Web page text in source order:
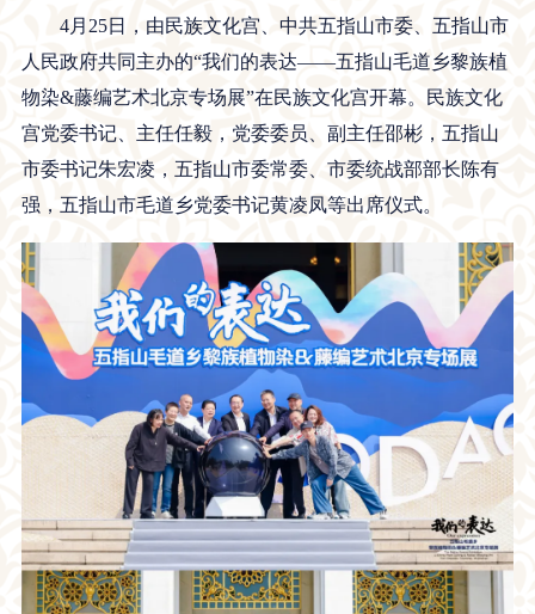
4月25日，由民族文化宫、中共五指山市委、五指山市
人民政府共同主办的“我们的表达——五指山毛道乡黎族植
物染&藤编艺术北京专场展”在民族文化宫开幕。民族文化
宫党委书记、主任任毅，党委委员、副主任邵彬，五指山
市委书记朱宏凌，五指山市委常委、市委统战部部长陈有
强，五指山市毛道乡党委书记黄凌凤等出席仪式。